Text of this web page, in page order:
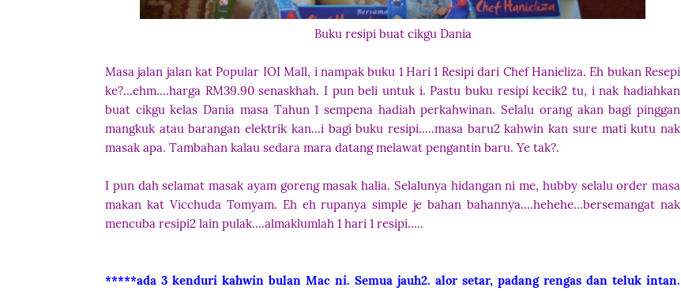
Buku resipi buat cikgu Dania
Masa jalan jalan kat Popular IOI Mall, i nampak buku 1 Hari 1 Resipi dari Chef Hanieliza. Eh bukan Resepi
ke?...ehm....harga RM39.90 senaskhah. I pun beli untuk i. Pastu buku resipi kecik2 tu, i nak hadiahkan
buat cikgu kelas Dania masa Tahun 1 sempena hadiah perkahwinan. Selalu orang akan bagi pinggan
mangkuk atau barangan elektrik kan...i bagi buku resipi.....masa baru2 kahwin kan sure mati kutu nak
masak apa. Tambahan kalau sedara mara datang melawat pengantin baru. Ye tak?.
I pun dah selamat masak ayam goreng masak halia. Selalunya hidangan ni me, hubby selalu order masa
makan kat Vicchuda Tomyam. Eh eh rupanya simple je bahan bahannya....hehehe...bersemangat nak
mencuba resipi2 lain pulak....almaklumlah 1 hari 1 resipi.....
*****ada 3 kenduri kahwin bulan Mac ni. Semua jauh2. alor setar, padang rengas dan teluk intan.